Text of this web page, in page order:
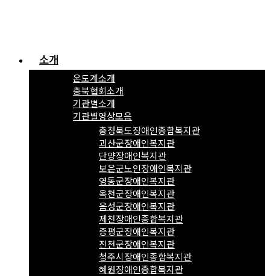
소개
온도계소개
충북협회소개
기관별소개
기관별영상모음
충청북도장애인종합복지관
괴산군장애인복지관
단양장애인복지관
보은군노인장애인복지관
영동군장애인복지관
옥천군장애인복지관
음성군장애인복지관
제천장애인종합복지관
증평군장애인복지관
진천군장애인복지관
청주시장애인종합복지관
혜원장애인종합복지관